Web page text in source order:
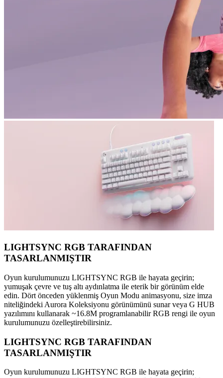
LIGHTSYNC RGB TARAFINDAN
TASARLANMIŞTIR
Oyun kurulumunuzu LIGHTSYNC RGB ile hayata geçirin;
yumuşak çevre ve tuş altı aydınlatma ile eterik bir görünüm elde
edin. Dört önceden yüklenmiş Oyun Modu animasyonu, size imza
niteliğindeki Aurora Koleksiyonu görünümünü sunar veya G HUB
yazılımını kullanarak ~16.8M programlanabilir RGB rengi ile oyun
kurulumunuzu özelleştirebilirsiniz.
LIGHTSYNC RGB TARAFINDAN
TASARLANMIŞTIR
Oyun kurulumunuzu LIGHTSYNC RGB ile hayata geçirin;